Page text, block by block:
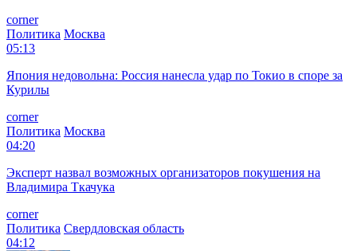
corner
Политика Москва
05:13
Япония недовольна: Россия нанесла удар по Токио в споре за
Курилы
corner
Политика Москва
04:20
Эксперт назвал возможных организаторов покушения на
Владимира Ткачука
corner
Политика Свердловская область
04:12